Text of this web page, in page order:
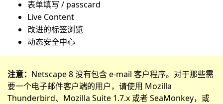
表单填写 / passcard
Live Content
改进的标签浏览
动态安全中心
注意： Netscape 8 没有包含 e-mail 客户程序。对于那些需
要一个电子邮件客户端的用户，请使用 Mozilla
Thunderbird、Mozilla Suite 1.7.x 或者 SeaMonkey，或